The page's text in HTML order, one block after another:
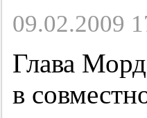
09.02.2009
Глава
в